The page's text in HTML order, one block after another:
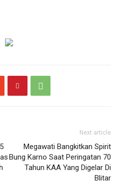
Next article
Megawati Bangkitkan Spirit
Bung Karno Saat Peringatan 70
Tahun KAA Yang Digelar Di
Blitar